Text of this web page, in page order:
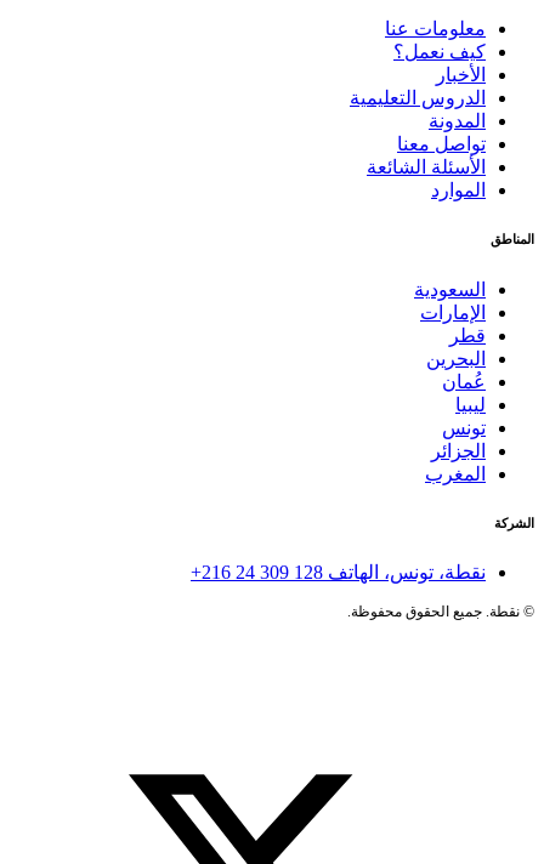
معلومات عنا
كيف نعمل؟
الأخبار
الدروس التعليمية
المدونة
تواصل معنا
الأسئلة الشائعة
الموارد
المناطق
السعودية
الإمارات
قطر
البحرين
عُمان
ليبيا
تونس
الجزائر
المغرب
الشركة
نقطة، تونس، الهاتف+216 24 309 128
©نقطة. جميع الحقوق محفوظة.